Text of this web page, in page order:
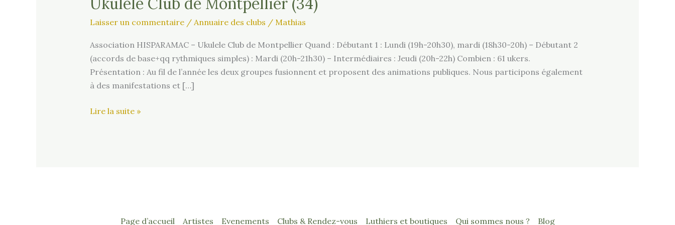
Laisser un commentaire / Annuaire des clubs / Mathias
Association HISPARAMAC – Ukulele Club de Montpellier Quand : Débutant 1 : Lundi (19h-20h30), mardi (18h30-20h) – Débutant 2
(accords de base+qq rythmiques simples) : Mardi (20h-21h30) – Intermédiaires : Jeudi (20h-22h) Combien : 61 ukers.
Présentation : Au fil de l’année les deux groupes fusionnent et proposent des animations publiques. Nous participons également
à des manifestations et […]
Ukulele
Lire la suite »
Page d’accueil Artistes Evenements Clubs & Rendez-vous Luthiers et boutiques Qui sommes nous ? Blog